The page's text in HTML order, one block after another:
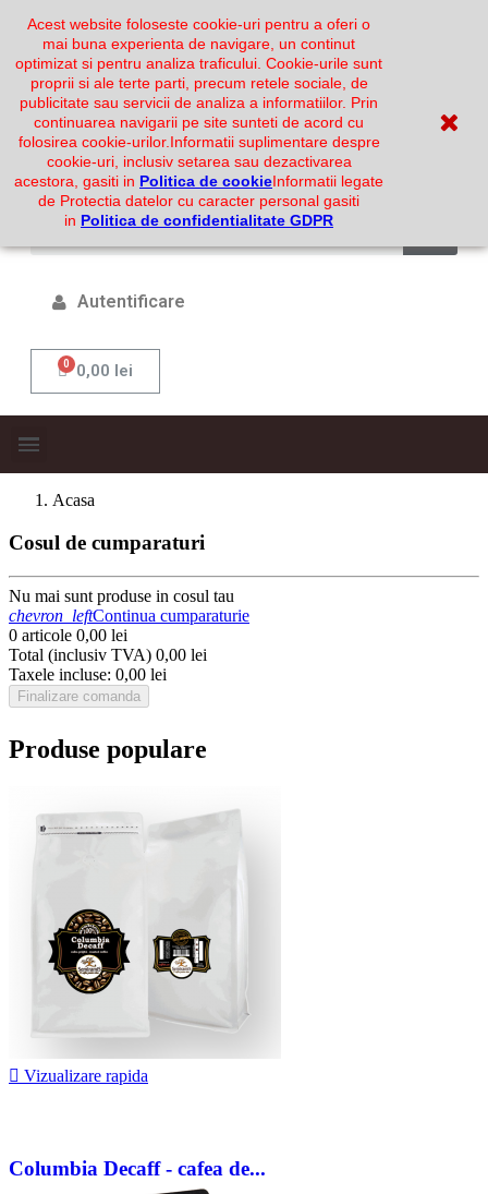
Acest website foloseste cookie-uri pentru a oferi o
mai buna experienta de navigare, un continut
optimizat si pentru analiza traficului. Cookie-urile sunt
proprii si ale terte parti, precum retele sociale, de
publicitate sau servicii de analiza a informatiilor. Prin
continuarea navigarii pe site sunteti de acord cu
folosirea cookie-urilor. Informatii suplimentare despre
cookie-uri, inclusiv setarea sau dezactivarea
acestora, gasiti in Politica de cookieInformatii legate
de Protectia datelor cu caracter personal gasiti
in Politica de confidentialitate GDPR
Autentificare
0,00 lei
Acasa
Cosul de cumparaturi
Nu mai sunt produse in cosul tau
chevron_leftContinua cumparaturie
0 articole 0,00 lei
Total (inclusiv TVA) 0,00 lei
Taxele incluse: 0,00 lei
Finalizare comanda
Produse populare
 Vizualizare rapida
Columbia Decaff - cafea de...